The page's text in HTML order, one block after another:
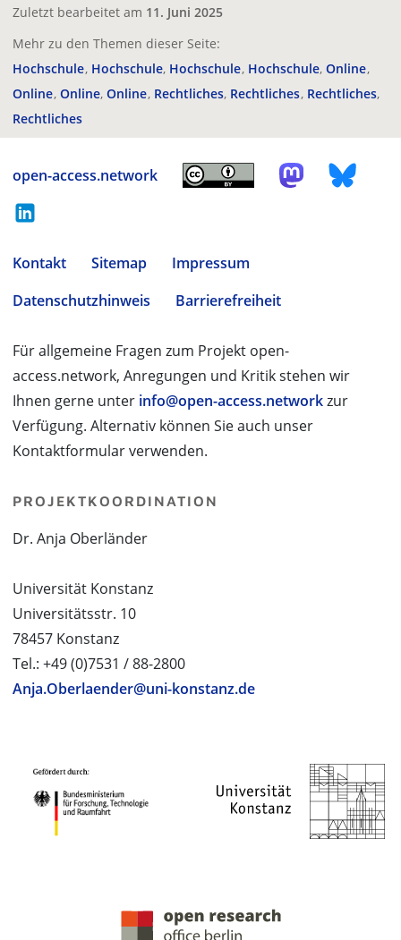
Zuletzt bearbeitet am 11. Juni 2025
Mehr zu den Themen dieser Seite:
Hochschule Hochschule Hochschule Hochschule Online
Online Online Online Rechtliches Rechtliches Rechtliches
Rechtliches
open-access.network
Kontakt Sitemap
Impressum
Datenschutzhinweis
Barrierefreiheit
Für allgemeine Fragen zum Projekt open-
access.network, Anregungen und Kritik stehen wir
Ihnen gerne unter info@open-access.networkzur
Verfügung. Alternativ können Sie auch unser
Kontaktformular verwenden.
PROJEKTKOORDINATION
Dr. Anja Oberländer
Universität Konstanz
Universitätsstr. 10
78457 Konstanz
Tel.: +49 (0)7531 / 88-2800
Anja.Oberlaender@uni-konstanz.de